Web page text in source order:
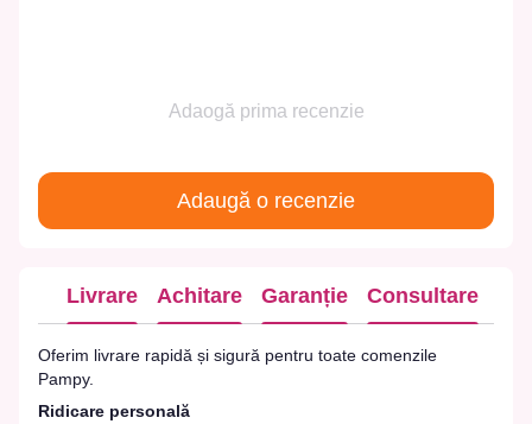
Adaogă prima recenzie
Adaugă o recenzie
Livrare Achitare Garanție Consultare
Oferim livrare rapidă și sigură pentru toate comenzile
Pampy.
Ridicare personală